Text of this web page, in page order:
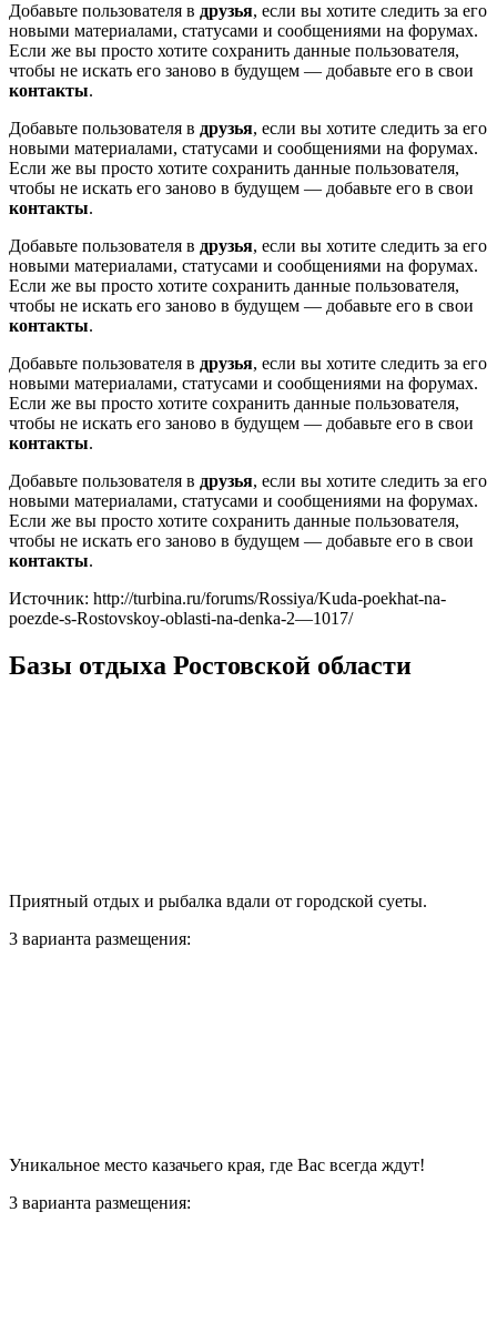
Добавьте пользователя в друзья, если вы хотите следить за его
новыми материалами, статусами и сообщениями на форумах.
Если же вы просто хотите сохранить данные пользователя,
чтобы не искать его заново в будущем — добавьте его в свои
контакты.
Добавьте пользователя в друзья, если вы хотите следить за его
новыми материалами, статусами и сообщениями на форумах.
Если же вы просто хотите сохранить данные пользователя,
чтобы не искать его заново в будущем — добавьте его в свои
контакты.
Добавьте пользователя в друзья, если вы хотите следить за его
новыми материалами, статусами и сообщениями на форумах.
Если же вы просто хотите сохранить данные пользователя,
чтобы не искать его заново в будущем — добавьте его в свои
контакты.
Добавьте пользователя в друзья, если вы хотите следить за его
новыми материалами, статусами и сообщениями на форумах.
Если же вы просто хотите сохранить данные пользователя,
чтобы не искать его заново в будущем — добавьте его в свои
контакты.
Добавьте пользователя в друзья, если вы хотите следить за его
новыми материалами, статусами и сообщениями на форумах.
Если же вы просто хотите сохранить данные пользователя,
чтобы не искать его заново в будущем — добавьте его в свои
контакты.
Источник: http://turbina.ru/forums/Rossiya/Kuda-poekhat-na-
poezde-s-Rostovskoy-oblasti-na-denka-2—1017/
Базы отдыха Ростовской области
Приятный отдых и рыбалка вдали от городской суеты.
3 варианта размещения:
Уникальное место казачьего края, где Вас всегда ждут!
3 варианта размещения: